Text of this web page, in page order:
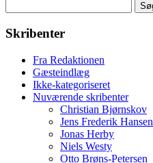
efter:
Skribenter
Fra Redaktionen
Gæsteindlæg
Ikke-kategoriseret
Nuværende skribenter
Christian Bjørnskov
Jens Frederik Hansen
Jonas Herby
Niels Westy
Otto Brøns-Petersen